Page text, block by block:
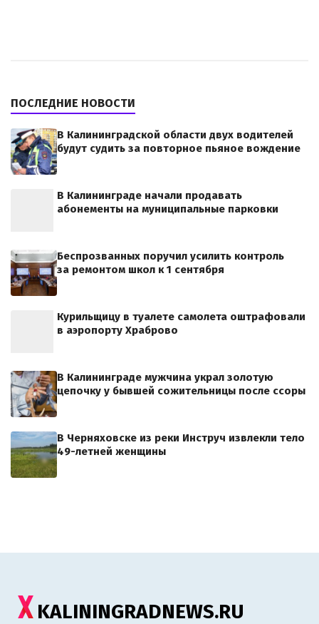
ПОСЛЕДНИЕ НОВОСТИ
В Калининградской области двух водителей
будут судить за повторное пьяное вождение
В Калининграде начали продавать
абонементы на муниципальные парковки
Беспрозванных поручил усилить контроль
за ремонтом школ к 1 сентября
Курильщицу в туалете самолета оштрафовали
в аэропорту Храброво
В Калининграде мужчина украл золотую
цепочку у бывшей сожительницы после ссоры
В Черняховске из реки Инструч извлекли тело
49-летней женщины
KALININGRADNEWS.RU